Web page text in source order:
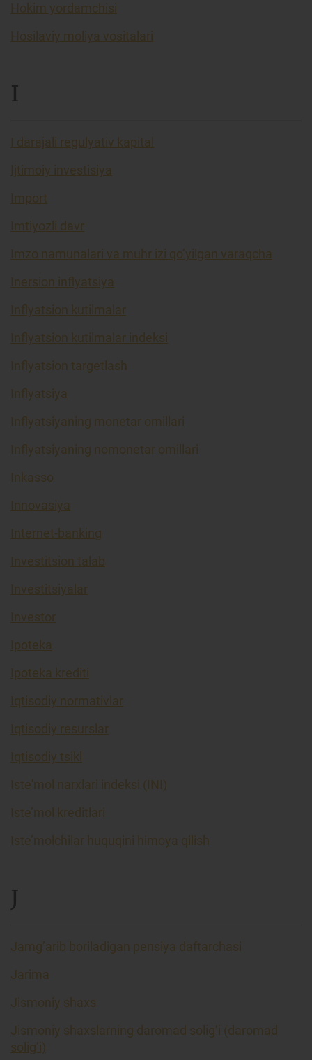
Hokim yordamchisi
Hosilaviy moliya vositalari
I
I darajali regulyativ kapital
Ijtimoiy investisiya
Import
Imtiyozli davr
Imzo namunalari va muhr izi qo’yilgan varaqcha
Inersion inflyatsiya
Inflyatsion kutilmalar
Inflyatsion kutilmalar indeksi
Inflyatsion targetlash
Inflyatsiya
Inflyatsiyaning monetar omillari
Inflyatsiyaning nomonetar omillari
Inkasso
Innovasiya
Internet-banking
Investitsion talab
Investitsiyalar
Investor
Ipoteka
Ipoteka krediti
Iqtisodiy normativlar
Iqtisodiy resurslar
Iqtisodiy tsikl
Iste'mol narxlari indeksi (INI)
Iste’mol kreditlari
Iste’molchilar huquqini himoya qilish
J
Jamg’arib boriladigan pensiya daftarchasi
Jarima
Jismoniy shaxs
Jismoniy shaxslarning daromad solig’i (daromad
solig’i)